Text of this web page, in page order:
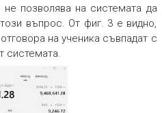
позволява на системата да
въпрос. От фиг. 3 е видно,
на ученика съвпадат с
системата.